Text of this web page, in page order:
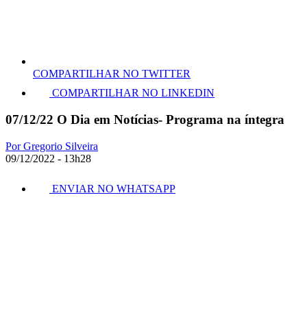
COMPARTILHAR NO TWITTER
COMPARTILHAR NO LINKEDIN
07/12/22 O Dia em Notícias- Programa na íntegra
Por Gregorio Silveira
09/12/2022 - 13h28
ENVIAR NO WHATSAPP